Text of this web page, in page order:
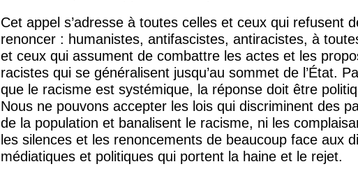
Cet appel s’adresse à toutes celles et ceux qui refusent
renoncer : humanistes, antifascistes, antiracistes, à
et ceux qui assument de combattre les actes et les
racistes qui se généralisent jusqu’au sommet de l’État.
que le racisme est systémique, la réponse doit être
Nous ne pouvons accepter les lois qui discriminent des
de la population et banalisent le racisme, ni les
les silences et les renoncements de beaucoup face aux
médiatiques et politiques qui portent la haine et le rejet.